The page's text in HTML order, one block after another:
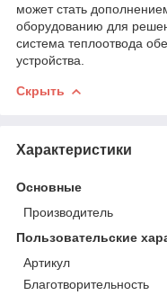
может стать
оборудованию для
система теплоотвода
устройства.
Скрыть
Характеристики
Основные
Производитель
Пользовательские
Артикул
Благотворительность